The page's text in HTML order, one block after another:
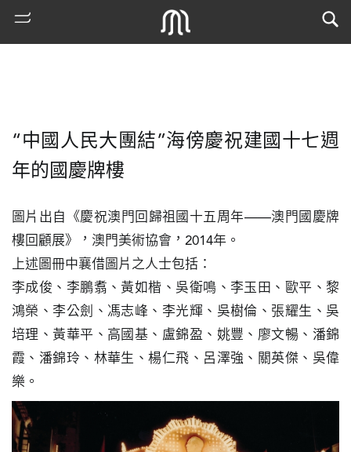
熱
古
地
圖
媽
閣
“中國人民大團結”海傍慶祝建國十七週
年的國慶牌樓
圖片出自《慶祝澳門回歸祖國十五周年——澳門國慶牌
樓回顧展》，澳門美術協會，2014年。
上述圖冊中襄借圖片之人士包括：
李成俊、李鵬翥、黃如楷、吳衛鳴、李玉田、歐平、黎
鴻榮、李公劍、馮志峰、李光輝、吳樹倫、張耀生、吳
培理、黃華平、高國基、盧錦盈、姚豐、廖文暢、潘錦
霞、潘錦玲、林華生、楊仁飛、呂澤強、關英傑、吳偉
樂。